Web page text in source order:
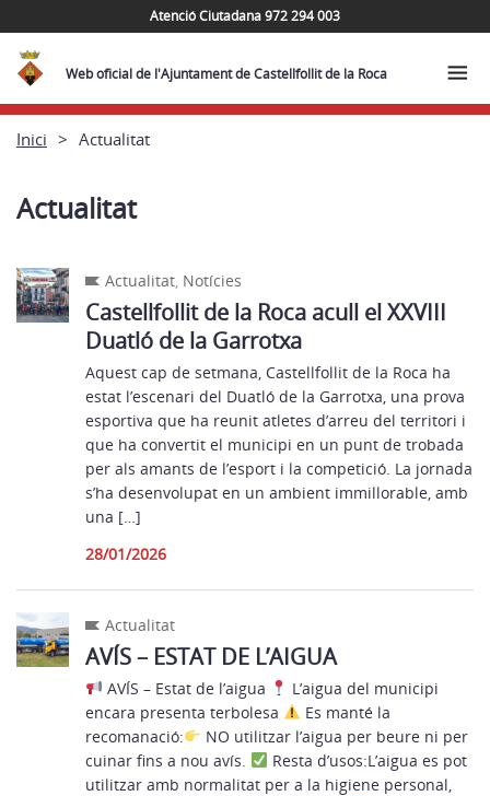
Atenció Ciutadana 972 294 003
Web oficial de l'Ajuntament de Castellfollit de la Roca
Inici Actualitat
Actualitat
Actualitat, Notícies
Castellfollit de la Roca acull el XXVIII
Duatló de la Garrotxa
Aquest cap de setmana, Castellfollit de la Roca ha
estat l’escenari del Duatló de la Garrotxa, una prova
esportiva que ha reunit atletes d’arreu del territori i
que ha convertit el municipi en un punt de trobada
per als amants de l’esport i la competició. La jornada
s’ha desenvolupat en un ambient immillorable, amb
una […]
28/01/2026
Actualitat
AVÍS – ESTAT DE L’AIGUA
AVÍS – Estat de l’aigua
L’aigua del municipi
encara presenta terbolesa
Es manté la
recomanació:
NO utilitzar l’aigua per beure ni per
cuinar fins a nou avís.
Resta d’usos:L’aigua es pot
utilitzar amb normalitat per a la higiene personal,